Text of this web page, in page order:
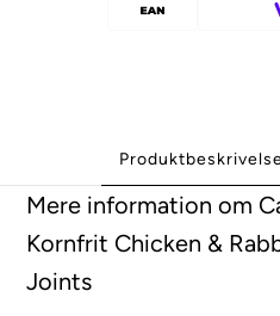
Mere information om
Kornfrit Chicken &
Joints